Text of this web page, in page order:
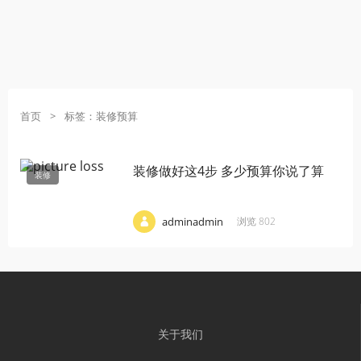
首页 > 标签：装修预算
装修 装修做好这4步 多少预算你说了算
adminadmin 浏览 802
关于我们